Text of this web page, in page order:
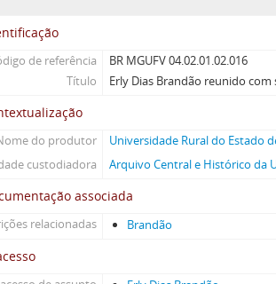
de referência
BR MGUFV 04.02.01.02.016
Título
Erly Dias Brandão reunido com
do produtor
Universidade Rural do Estado
custodiadora
Arquivo Central e Histórico da
associada
relacionadas Brandão